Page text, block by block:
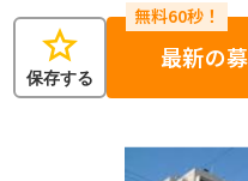
star
保存する
最新の